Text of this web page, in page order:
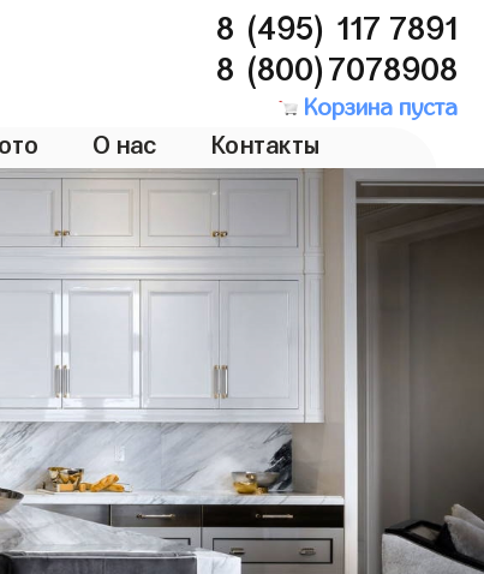
8 (495) 117 7891
8 (800)7078908
Корзина пуста
О нас Контакты